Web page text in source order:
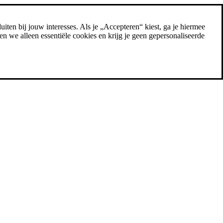
bij jouw interesses. Als je „Accepteren“ kiest, ga je hiermee
we alleen essentiële cookies en krijg je geen gepersonaliseerde